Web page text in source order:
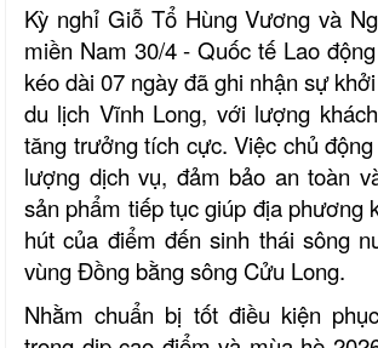
Kỳ nghỉ Giỗ Tổ Hùng Vương và
miền Nam 30/4 - Quốc tế Lao
kéo dài 07 ngày đã ghi nhận sự
du lịch Vĩnh Long, với lượng
tăng trưởng tích cực. Việc chủ
lượng dịch vụ, đảm bảo an toàn
sản phẩm tiếp tục giúp địa phương
hút của điểm đến sinh thái sông
vùng Đồng bằng sông Cửu Long.
Nhằm chuẩn bị tốt điều kiện